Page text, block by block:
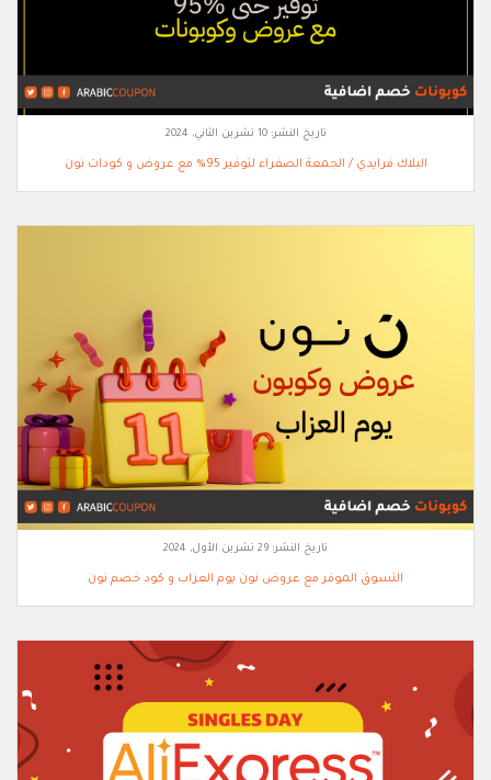
تاريخ النشر:10 تشرين الثاني, 2024
البلاك فرايدي / الجمعة الصفراء لتوفير 95% مع عروض و كودات نون
تاريخ النشر: 29 تشرين الأول, 2024
التسوق الموفر مع عروض نون يوم العزاب و كود خصم نون